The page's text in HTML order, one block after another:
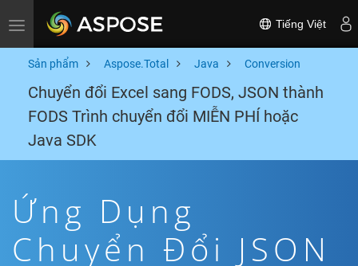
Toggle navigation Tiếng Việt
Sản phẩm Aspose.Total Java Conversion
Chuyển đổi Excel sang FODS, JSON thành
FODS Trình chuyển đổi MIỄN PHÍ hoặc
Java SDK
Ứng Dụng
Chuyển Đổi JSON